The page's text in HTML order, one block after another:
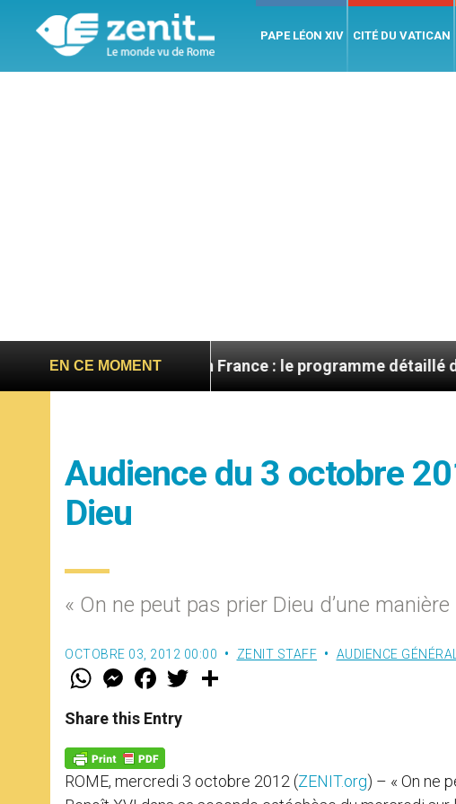
PAPE LÉON XIV CITÉ DU VATICAN
EN CE MOMENT
Léon XIV en France : le programme détaillé de sa visite
Audience du 3 octobre
Dieu
« On ne peut pas prier Dieu d’une
OCTOBRE 03, 2012 00:00 ZENIT STAFF AUDIENCE
W
t
s
p
p
M
e
s
e
g
e
r
F
a
e
b
k
w
Share this Entry
ROME, mercredi 3 octobre 2012 (ZENIT.org) – « On ne